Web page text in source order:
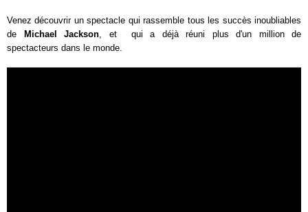
Venez découvrir un spectacle qui rassemble tous les succès inoubliables
de
Michael Jackson, et qui a déjà réuni plus d'un million de
spectacteurs dans le monde.